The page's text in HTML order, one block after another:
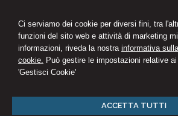
Ci serviamo dei cookie per diversi fini, tra
funzioni del sito web e attività di marketing
informazioni, riveda la nostra informativa
cookie. Può gestire le impostazioni relative
'Gestisci Cookie'
ACCETTA TUTTI